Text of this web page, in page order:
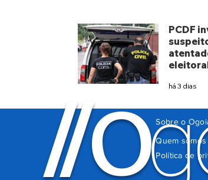
PCDF
há 3 dias
//O Quem somos
Política de
Sobre o